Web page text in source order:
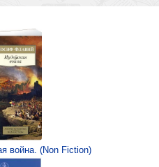
война. (Non Fiction)